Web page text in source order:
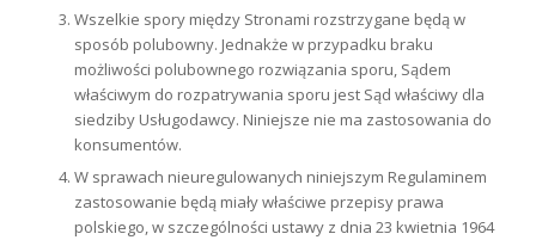
Wszelkie spory między Stronami rozstrzygane będą w
sposób polubowny. Jednakże w przypadku braku
możliwości polubownego rozwiązania sporu, Sądem
właściwym do rozpatrywania sporu jest Sąd właściwy dla
siedziby Usługodawcy. Niniejsze nie ma zastosowania do
konsumentów.
W sprawach nieuregulowanych niniejszym Regulaminem
zastosowanie będą miały właściwe przepisy prawa
polskiego, w szczególności ustawy z dnia 23 kwietnia 1964